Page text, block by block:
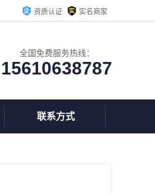
资质认证 实名商家
全国免费服务热线：
15610638787
联系方式